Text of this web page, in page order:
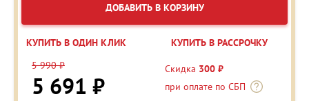
ДОБАВИТЬ В КОРЗИНУ
КУПИТЬ В ОДИН КЛИК
КУПИТЬ В РАССРОЧКУ
5 990 ₽
5 691 ₽
Скидка 300 ₽
при оплате по СБП